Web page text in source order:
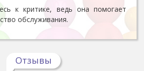
к критике, ведь она помогает
обслуживания.
Отзывы